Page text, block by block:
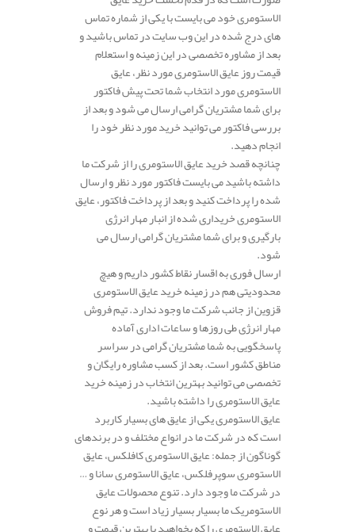
الاستومری خود می بایست با یکی از شماره تماس
های درج شده در این وب سایت در تماس باشید و
بعد از مشاوره تخصصی در این زمینه و استعلام
قیمت روز عایق الاستومری مورد نظر، عایق
الاستومری مورد انتخاب شما تحت پیش فاکتور
برای شما مشتریان گرامی ارسال می شود و بعد از
بررسی فاکتور می توانید خرید مورد نظر خود را
انجام دهید.
چنانچه قصد خرید عایق الاستومری را از شرکت ما
داشته باشید می بایست فاکتور مورد نظر و ارسال
شده را پرداخت کنید و بعد از پرداخت فاکتور، عایق
الاستومری خریداری شده از انبار مهار انرژی
بارگیری و برای شما مشتریان گرامی ارسال می
شود.
ارسال فوری به اقسار نقاط کشور داریم و هیچ
محدودیتی هم در زمینه خرید عایق الاستومری
قزوین از جانب شرکت ما وجود ندارد. تیم فروش
مهار انرژی طی روزها و ساعات اداری آماده
پاسخگویی به شما مشتریان گرامی در سراسر
مناطق کشور است. بعد از کسب مشاوره رایگان و
تخصصی می توانید بهترین انتخاب در زمینه خرید
عایق الاستومری را داشته باشید.
عایق الاستومری یکی از عایق های بسیار کاربرد
است که در شرکت ما در انواع مختلف و در برندهای
گوناگون از جمله: عایق الاستومری کافلکس، عایق
الاستومری سوپرفلکس، عایق الاستومری سانا و …
در شرکت ما وجود دارد. تنوع محصولات عایق
الاستومریک ما بسیار بسیار زیاد است و هر نوع